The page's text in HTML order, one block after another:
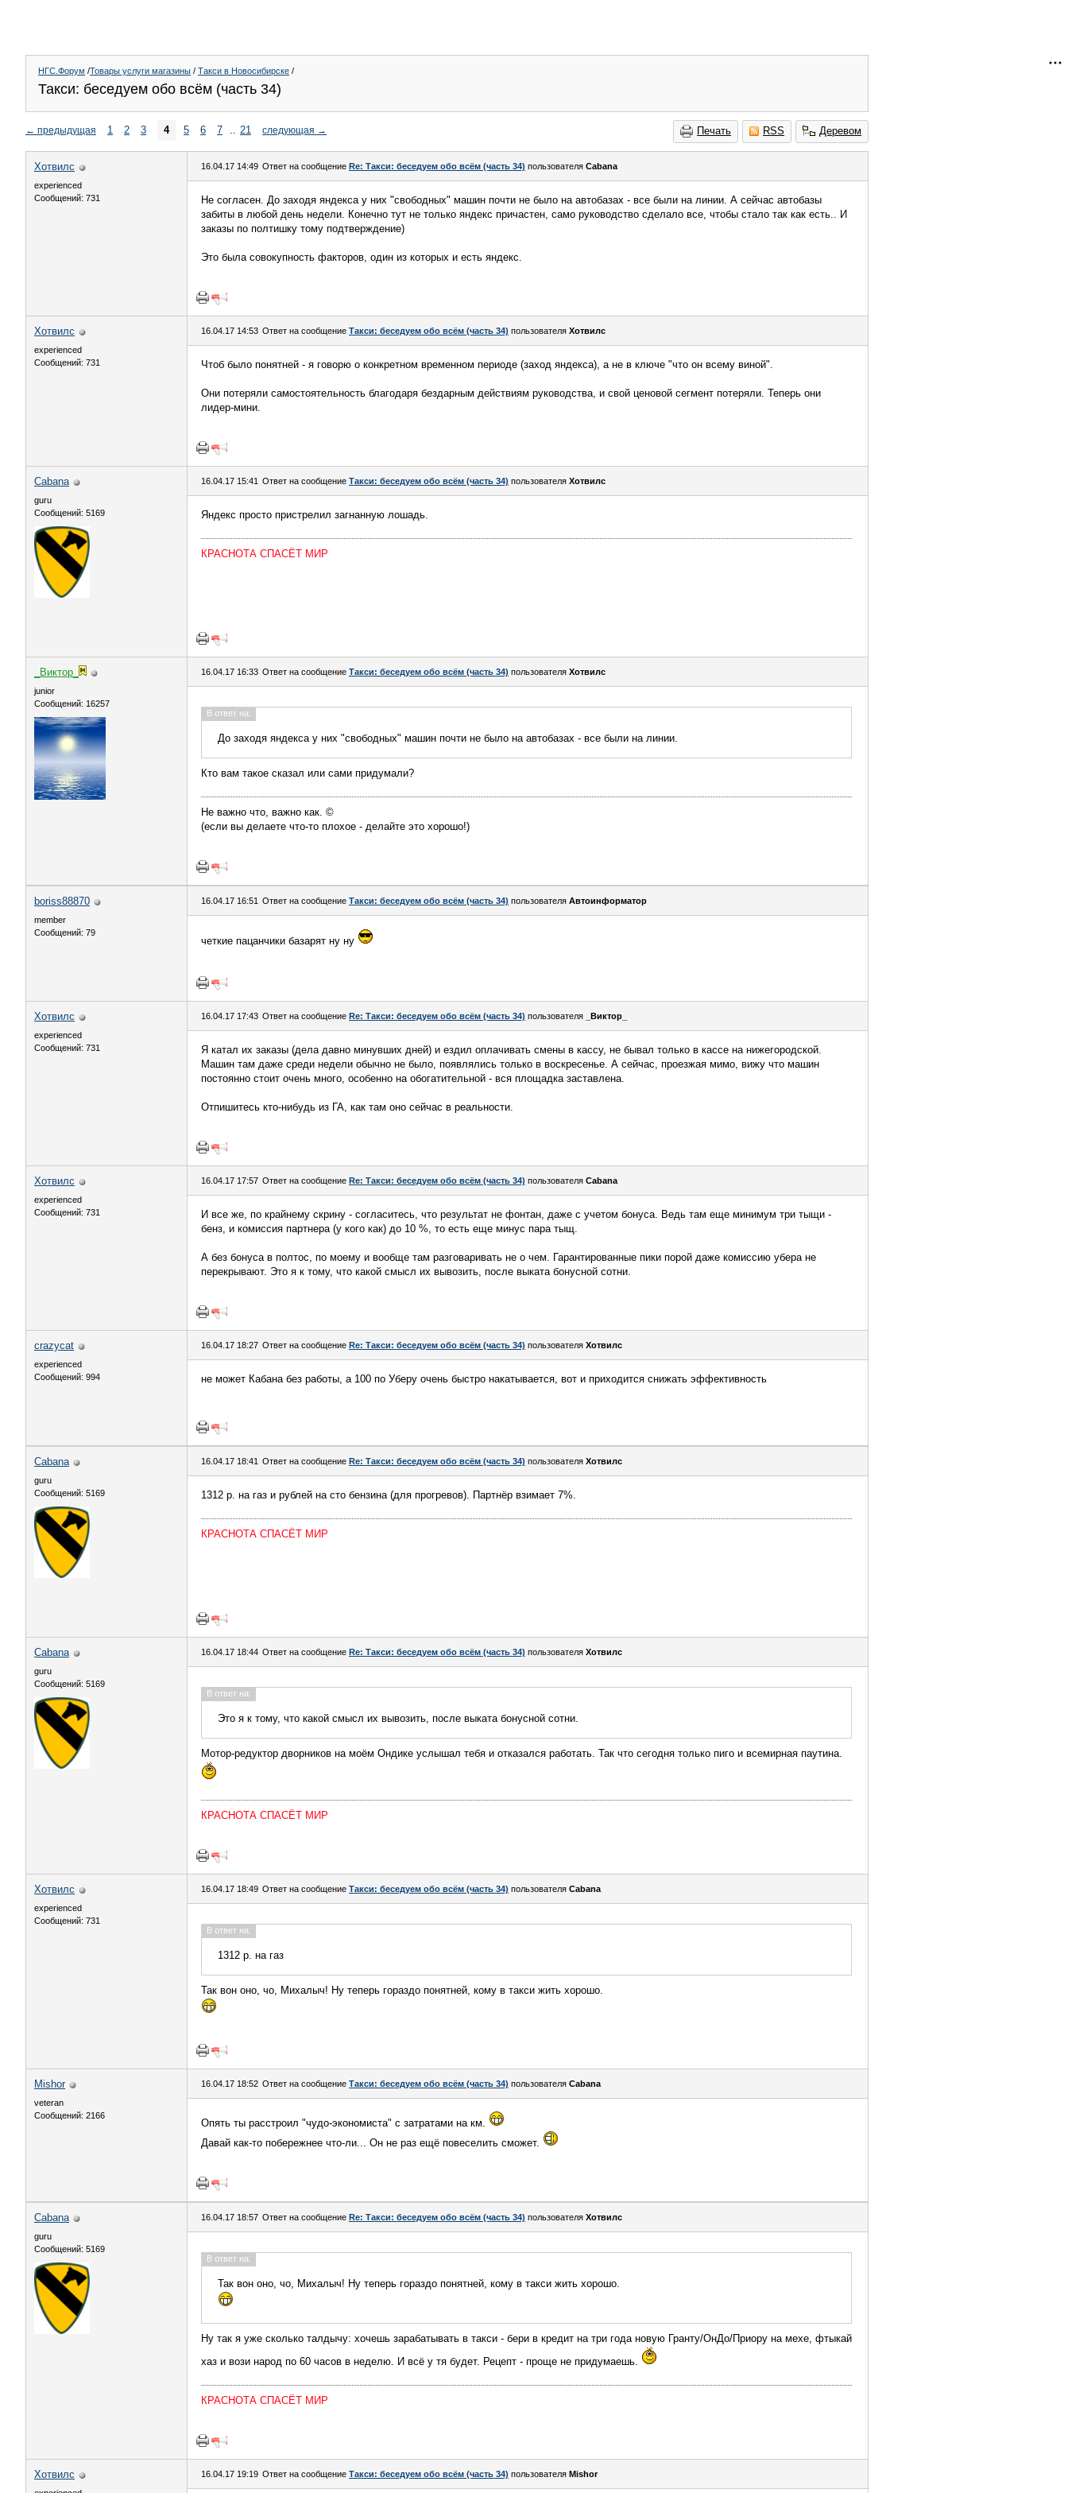
НГС.Форум /Товары услуги магазины / Такси в Новосибирске /
Такси: беседуем обо всём (часть 34)
Печать RSS Деревом
← предыдущая 1 2 3 4 5 6 7 .. 21 следующая →
Хотвилс
experienced
Сообщений: 731
16.04.17 14:49 Ответ на сообщение Re: Такси: беседуем обо всём (часть 34) пользователя Cabana
Не согласен. До заходя яндекса у них "свободных" машин почти не было на автобазах - все были на линии. А сейчас автобазы
забиты в любой день недели. Конечно тут не только яндекс причастен, само руководство сделало все, чтобы стало так как есть.. И
заказы по полтишку тому подтверждение)
Это была совокупность факторов, один из которых и есть яндекс.
Хотвилс
experienced
Сообщений: 731
16.04.17 14:53 Ответ на сообщение Такси: беседуем обо всём (часть 34) пользователя Хотвилс
Чтоб было понятней - я говорю о конкретном временном периоде (заход яндекса), а не в ключе "что он всему виной".
Они потеряли самостоятельность благодаря бездарным действиям руководства, и свой ценовой сегмент потеряли. Теперь они
лидер-мини.
Cabana
guru
Сообщений: 5169
16.04.17 15:41 Ответ на сообщение Такси: беседуем обо всём (часть 34) пользователя Хотвилс
Яндекс просто пристрелил загнанную лошадь.
КРАСНОТА СПАСЁТ МИР
_Виктор_
juniоr
Сообщений: 16257
16.04.17 16:33 Ответ на сообщение Такси: беседуем обо всём (часть 34) пользователя Хотвилс
В ответ на:
До заходя яндекса у них "свободных" машин почти не было на автобазах - все были на линии.
Кто вам такое сказал или сами придумали?
Не важно что, важно как. ©
(если вы делаете что-то плохое - делайте это хорошо!)
boriss88870
member
Сообщений: 79
16.04.17 16:51 Ответ на сообщение Такси: беседуем обо всём (часть 34) пользователя Автоинформатор
четкие пацанчики базарят ну ну
Хотвилс
experienced
Сообщений: 731
16.04.17 17:43 Ответ на сообщение Re: Такси: беседуем обо всём (часть 34) пользователя _Виктор_
Я катал их заказы (дела давно минувших дней) и ездил оплачивать смены в кассу, не бывал только в кассе на нижегородской.
Машин там даже среди недели обычно не было, появлялись только в воскресенье. А сейчас, проезжая мимо, вижу что машин
постоянно стоит очень много, особенно на обогатительной - вся площадка заставлена.
Отпишитесь кто-нибудь из ГА, как там оно сейчас в реальности.
Хотвилс
experienced
Сообщений: 731
16.04.17 17:57 Ответ на сообщение Re: Такси: беседуем обо всём (часть 34) пользователя Cabana
И все же, по крайнему скрину - согласитесь, что результат не фонтан, даже с учетом бонуса. Ведь там еще минимум три тыщи -
бенз, и комиссия партнера (у кого как) до 10 %, то есть еще минус пара тыщ.
А без бонуса в полтос, по моему и вообще там разговаривать не о чем. Гарантированные пики порой даже комиссию убера не
перекрывают. Это я к тому, что какой смысл их вывозить, после выката бонусной сотни.
crazycat
experienced
Сообщений: 994
16.04.17 18:27 Ответ на сообщение Re: Такси: беседуем обо всём (часть 34) пользователя Хотвилс
не может Кабана без работы, а 100 по Уберу очень быстро накатывается, вот и приходится снижать эффективность
Cabana
guru
Сообщений: 5169
16.04.17 18:41 Ответ на сообщение Re: Такси: беседуем обо всём (часть 34) пользователя Хотвилс
1312 р. на газ и рублей на сто бензина (для прогревов). Партнёр взимает 7%.
КРАСНОТА СПАСЁТ МИР
Cabana
guru
Сообщений: 5169
16.04.17 18:44 Ответ на сообщение Re: Такси: беседуем обо всём (часть 34) пользователя Хотвилс
В ответ на:
Это я к тому, что какой смысл их вывозить, после выката бонусной сотни.
Мотор-редуктор дворников на моём Ондике услышал тебя и отказался работать. Так что сегодня только пиго и всемирная паутина.
КРАСНОТА СПАСЁТ МИР
Хотвилс
experienced
Сообщений: 731
16.04.17 18:49 Ответ на сообщение Такси: беседуем обо всём (часть 34) пользователя Cabana
В ответ на:
1312 р. на газ
Так вон оно, чо, Михалыч! Ну теперь гораздо понятней, кому в такси жить хорошо.
Mishor
veteran
Сообщений: 2166
16.04.17 18:52 Ответ на сообщение Такси: беседуем обо всём (часть 34) пользователя Cabana
Опять ты расстроил "чудо-экономиста" с затратами на км.
Давай как-то побережнее что-ли... Он не раз ещё повеселить сможет.
Cabana
guru
Сообщений: 5169
16.04.17 18:57 Ответ на сообщение Re: Такси: беседуем обо всём (часть 34) пользователя Хотвилс
В ответ на:
Так вон оно, чо, Михалыч! Ну теперь гораздо понятней, кому в такси жить хорошо.
Ну так я уже сколько талдычу: хочешь зарабатывать в такси - бери в кредит на три года новую Гранту/ОнДо/Приору на мехе, фтыкай
хаз и вози народ по 60 часов в неделю. И всё у тя будет. Рецепт - проще не придумаешь.
КРАСНОТА СПАСЁТ МИР
Хотвилс 16.04.17 19:19 Ответ на сообщение Такси: беседуем обо всём (часть 34) пользователя Mishor